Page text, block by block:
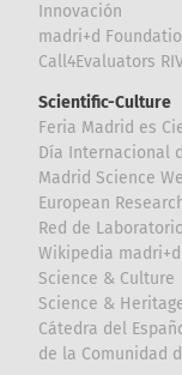
Innovación
madri+d
Call4Evaluators
Scientific-Culture
Feria Madrid es
Día Internacional
Madrid Science
European
Red de
Wikipedia madri+d
Science & Culture
Science &
Cátedra del
de la Comunidad